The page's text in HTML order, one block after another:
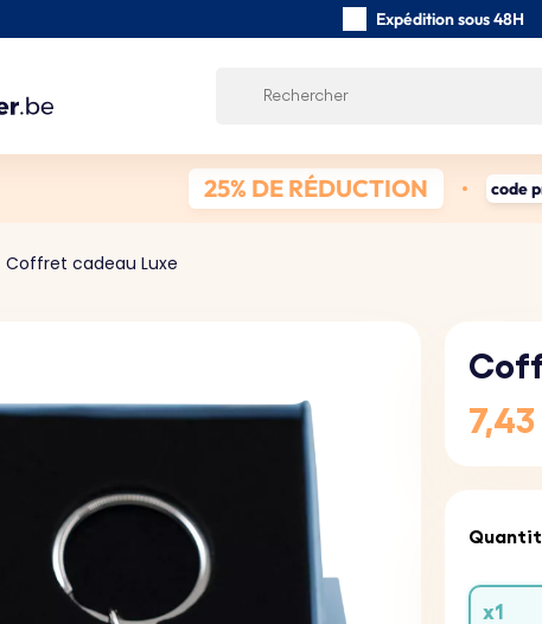
Expédition sous 48H
25% DE RÉDUCTION code
Coffret cadeau Luxe
x1